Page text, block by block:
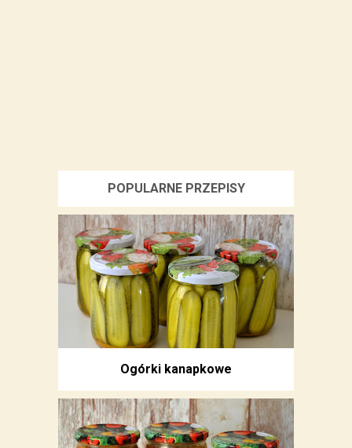
POPULARNE PRZEPISY
Ogórki kanapkowe